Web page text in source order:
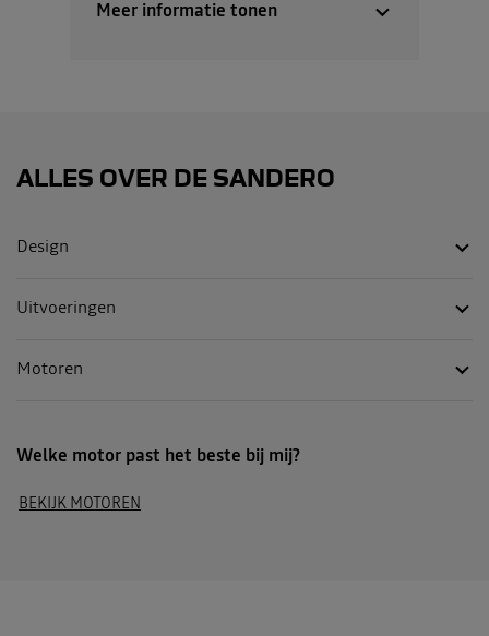
Meer informatie tonen
ALLES OVER DE SANDERO
Design
Uitvoeringen
Motoren
Welke motor past het beste bij mij?
BEKIJK MOTOREN